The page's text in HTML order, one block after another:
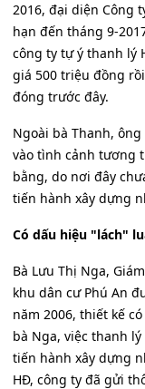
2016, đại diện Công
hạn đến tháng 9-
công ty tự ý thanh lý
giá 500 triệu đồng
đóng trước đây.
Ngoài bà Thanh,
vào tình cảnh tương
bằng, do nơi đây
tiến hành xây dựng
Có dấu hiệu "lách"
Bà Lưu Thị Nga,
khu dân cư Phú An
năm 2006, thiết kế
bà Nga, việc thanh
tiến hành xây dựng
HĐ, công ty đã gửi